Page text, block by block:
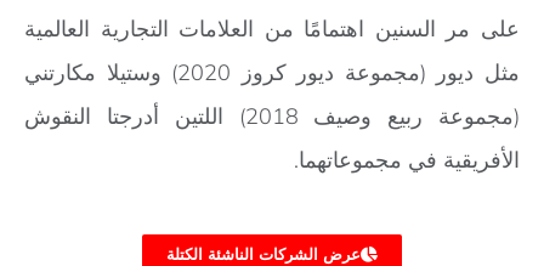
على مر السنين اهتمامًا من العلامات التجارية العالمية
مثل ديور (مجموعة ديور كروز 2020) وستيلا مكارتني
(مجموعة ربيع وصيف 2018) اللتين أدرجتا النقوش
الأفريقية في مجموعاتهما.
عرض الشركات الناشئة الكتلة